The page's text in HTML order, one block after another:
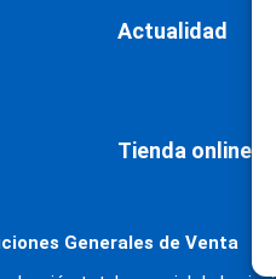
Actualidad
Tienda online
Generales de Venta